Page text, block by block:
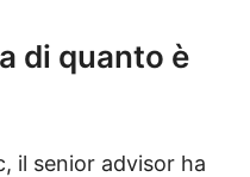
di quanto è
il senior advisor ha